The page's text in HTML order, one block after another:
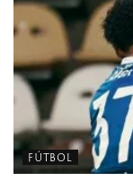
FÚTBOL